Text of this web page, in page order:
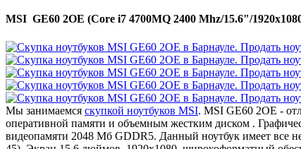
MSI GE60 2OE (Core i7 4700MQ 2400 Mhz/15.6"/
Мы занимаемся скупкой ноутбуков MSI. MSI GE60 2OE -
оперативной памяти и объемным жестким диском .
видеопамяти 2048 Мб GDDR5. Данный ноутбук имеет все